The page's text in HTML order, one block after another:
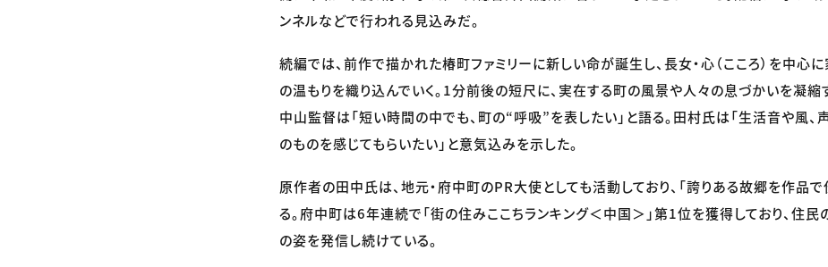
ンネルなどで行われる見込みだ。
続編では、前作で描かれた椿町ファミリーに新しい命が誕生し、長女・心（こころ）を中心
の温もりを織り込んでいく。1分前後の短尺に、実在する町の風景や人々の息づかいを凝縮
中山監督は「短い時間の中でも、町の“呼吸”を表したい」と語る。田村氏は「生活音や風、
のものを感じてもらいたい」と意気込みを示した。
原作者の田中氏は、地元・府中町のPR大使としても活動しており、「誇りある故郷を作品で
る。府中町は6年連続で「街の住みここちランキング＜中国＞」第1位を獲得しており、住民
の姿を発信し続けている。